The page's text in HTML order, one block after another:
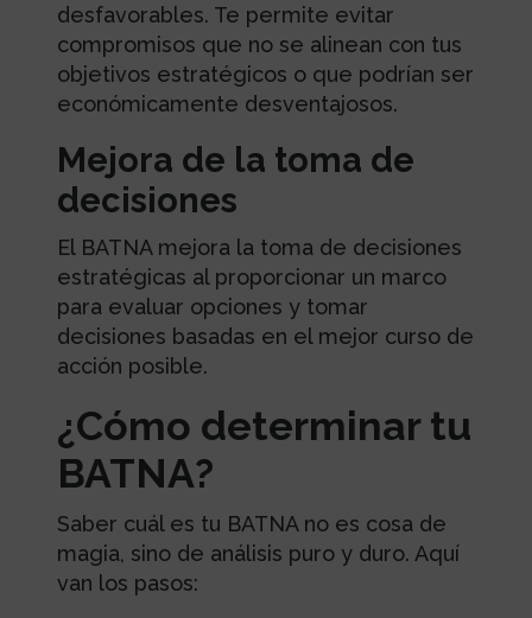
desfavorables. Te permite evitar
compromisos que no se alinean con tus
objetivos estratégicos o que podrían ser
económicamente desventajosos.
Mejora de la toma de
decisiones
El BATNA mejora la toma de decisiones
estratégicas al proporcionar un marco
para evaluar opciones y tomar
decisiones basadas en el mejor curso de
acción posible.
¿Cómo determinar tu
BATNA?
Saber cuál es tu BATNA no es cosa de
magia, sino de análisis puro y duro. Aquí
van los pasos: